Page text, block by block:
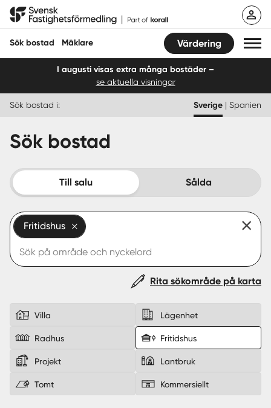
Hoppa
Svensk Fastighetsförmedling
Sök bostad Mäklare Värdering
Sälja
Köpa
Start
Logga in
I augusti visas extra många bostäder –
se aktuella visningar
Sök bostad i: Sverige | Spanien
Sök bostad
Till salu Sålda
Fritidshus
Rita sökområde på karta
Villa Lägenhet
Radhus Fritidshus
Projekt Lantbruk
Tomt Kommersiellt